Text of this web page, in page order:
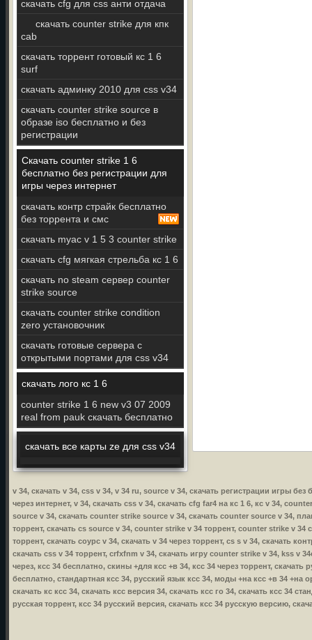
скачать cfg для css анти отдача
скачать counter strike для кпк
cab
скачать торрент готовый кс 1 6
surf
скачать админку 2010 для css v34
скачать counter strike source в
образе iso бесплатно и без
регистрации
Скачать counter strike 1 6
бесплатно без регистрации для
игры через интернет
скачать контр страйк бесплатно
без торрента и смс
скачать myac v 1 5 3 counter strike
скачать cfg мягкая стрельба кс 1 6
скачать no steam сервер counter
strike source
скачать counter strike condition
zero установочник
скачать готовые сервера с
открытыми портами для css v34
скачать лого кс 1 6
counter strike 1 6 new v3 07 2009
real from pauk скачать бесплатно
скачать все карты ze для css v34
v 34, скачать v 34, css v 34, v 34 ru, source v 34, скачать регистрации игры
через интернет, v 34, скачать css v 34, скачать cfg far4 на кс 1 6, кс v 34,
source v 34, скачать counter strike source v 34, скачать counter source v 34,
торрент, скачать cs source v 34, counter strike v 34 торрент, counter strike v
торрент, скачать соурс v 34, скачать v 34 через торрент, cs s v 34, скачать
скачать css v 34 торрент, crfxfnm v 34, скачать игру counter strike v 34, kss v
через, ксс 34 бесплатно, скины +для ксс +в 34, ксс 34 через торрент, скачать
бесплатно, стандартная ксс 34, русский язык ксс 34, моды +на ксс +в 34 +на
скачать кс ксс 34, скачать ксс версия 34, скачать ксс го 34, скачать ксс 34
русская торрент, ксс 34 русский версия, скачать ксс 34 русскую версию,